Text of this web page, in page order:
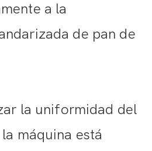
a la
de pan de
la uniformidad del
máquina está